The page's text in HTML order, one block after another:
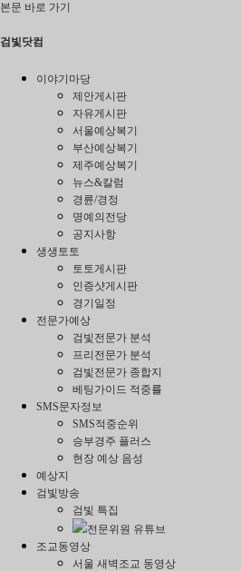
본문 바로 가기
검빛닷컴
이야기마당
제안게시판
자유게시판
서울예상복기
부산예상복기
제주예상복기
뉴스&칼럼
경륜/경정
명예의전당
공지사항
생생토토
토토게시판
인증샷게시판
경기일정
전문가예상
검빛전문가 분석
프리전문가 분석
검빛전문가 종합지
베팅가이드 적중률
SMS문자정보
SMS적중순위
승부경주 플러스
현장 예상 음성
예상지
검빛방송
검빛 특집
전문위원 유튜브
조교동영상
서울 새벽조교 동영상